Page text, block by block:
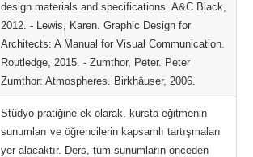
design materials and specifications. A&C Black,
2012. - Lewis, Karen. Graphic Design for
Architects: A Manual for Visual Communication.
Routledge, 2015. - Zumthor, Peter. Peter
Zumthor: Atmospheres. Birkhäuser, 2006.
Stüdyo pratiğine ek olarak, kursta eğitmenin
sunumları ve öğrencilerin kapsamlı tartışmaları
yer alacaktır. Ders, tüm sunumların önceden